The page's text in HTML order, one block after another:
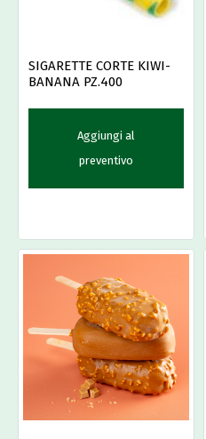
SIGARETTE CORTE KIWI-
BANANA PZ.400
Aggiungi al
preventivo